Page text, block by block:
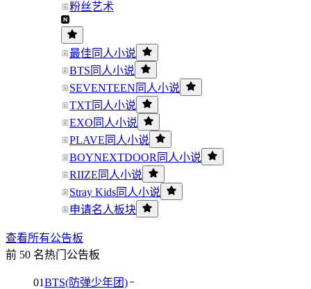
粉丝艺术
最佳同人小说
BTS同人小说
SEVENTEEN同人小说
TXT同人小说
EXO同人小说
PLAVE同人小说
BOYNEXTDOOR同人小说
RIIZE同人小说
Stray Kids同人小说
申请名人板块
查看所有公告板
前 50 名热门公告板
01BTS(防弹少年团)